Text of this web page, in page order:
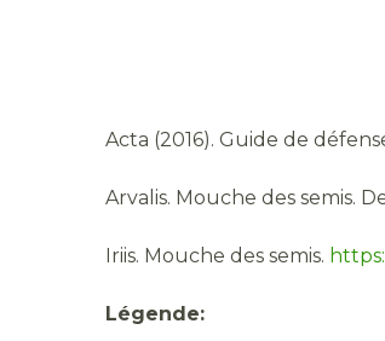
Acta (2016). Guide de
Arvalis. Mouche des semis.
Iriis. Mouche des semis.
Légende: